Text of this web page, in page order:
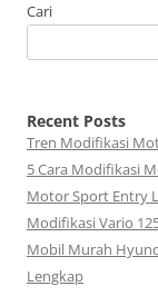
Cari
Recent Posts
Tren Modifikasi
5 Cara Modifikasi
Motor Sport Entry
Modifikasi Vario
Mobil Murah
Lengkap